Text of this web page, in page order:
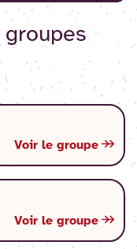
groupes
Voir le groupe
Voir le groupe